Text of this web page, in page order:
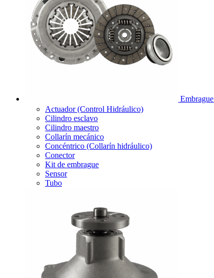
Embrague
Actuador (Control Hidráulico)
Cilindro esclavo
Cilindro maestro
Collarín mecánico
Concéntrico (Collarín hidráulico)
Conector
Kit de embrague
Sensor
Tubo